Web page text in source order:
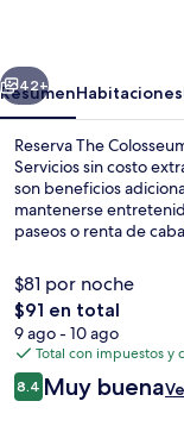
Siguiente
42+
ResumenHabitaciones
Reserva The
Servicios sin costo
son beneficios
mantenerse
paseos o renta de
$81 por noche
El
precio
total
es
de
$91 en total
9 ago - 10 ago
Total con impuestos y
Opiniones
8.48.4 de 10,
Muy buena